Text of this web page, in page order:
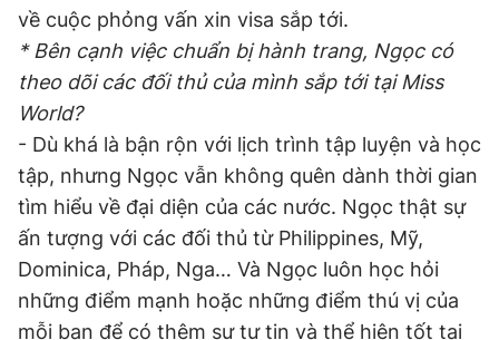
Hotline
0906 645 777
Liên hệ quảng cáo
0908 780 404
Đặt báo Quảng cáo RSS Tòa soạn Chính sách bảo
Tổng biên tập: Nguyễn Ngọc Toàn
Phó tổng biên tập thường trực: Hải Thành
Phó tổng biên tập: Lâm Hiếu Dũng
Phó tổng biên tập: Trần Việt Hưng
Tổng thư ký tòa soạn: Đức Trung
Giấy phép xuất bản số 110/GP - BTTTT cấp ngày 24.3.2020
© 2003-2026 Bản quyền thuộc về Báo Thanh Niên. Cấm sao
về cuộc phỏng vấn xin visa sắp tới.
* Bên cạnh việc chuẩn bị hành trang, Ngọc có
theo dõi các đối thủ của mình sắp tới tại Miss
World?
- Dù khá là bận rộn với lịch trình tập luyện và học
tập, nhưng Ngọc vẫn không quên dành thời gian
tìm hiểu về đại diện của các nước. Ngọc thật sự
ấn tượng với các đối thủ từ Philippines, Mỹ,
Dominica, Pháp, Nga… Và Ngọc luôn học hỏi
những điểm mạnh hoặc những điểm thú vị của
mỗi bạn để có thêm sự tự tin và thể hiện tốt tại